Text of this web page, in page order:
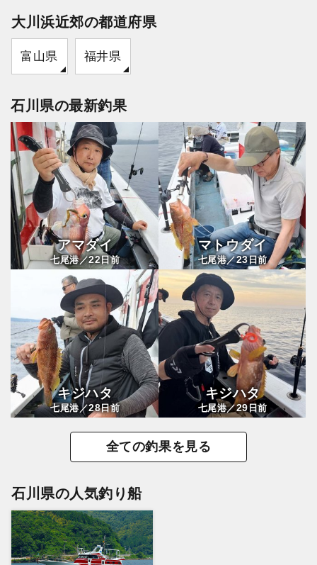
大川浜近郊の都道府県
富山県 福井県
石川県の最新釣果
アマダイ
七尾港／22日前
マトウダイ
七尾港／23日前
キジハタ
七尾港／28日前
キジハタ
七尾港／29日前
全ての釣果を見る
石川県の人気釣り船